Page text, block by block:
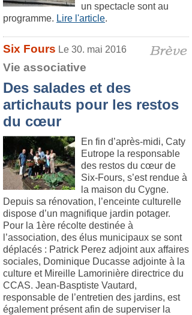
un spectacle sont au
programme. Lire l'article.
Six Fours Le 30. mai 2016
Vie associative
Des salades et des
artichauts pour les restos
du cœur
En fin d’après-midi, Caty
Eutrope la responsable
des restos du cœur de
Six-Fours, s’est rendue à
la maison du Cygne.
Depuis sa rénovation, l’enceinte culturelle
dispose d’un magnifique jardin potager.
Pour la 1ère récolte destinée à
l’association, des élus municipaux se sont
déplacés : Patrick Perez adjoint aux affaires
sociales, Dominique Ducasse adjointe à la
culture et Mireille Lamorinière directrice du
CCAS. Jean-Basptiste Vautard,
responsable de l’entretien des jardins, est
également présent afin de superviser la